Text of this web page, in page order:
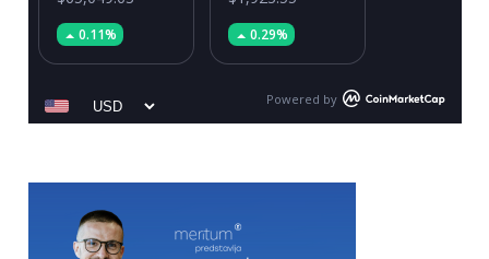
0.11% 0.29%
Powered by